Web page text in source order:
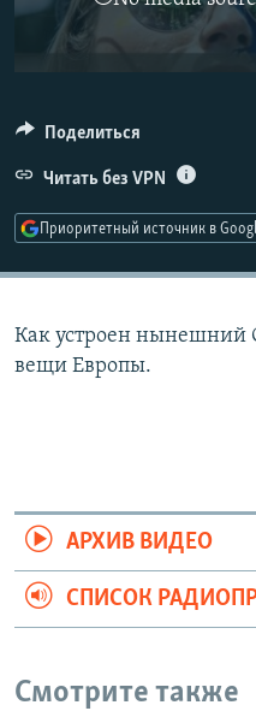
РАСПИСАНИЕ ВЕЩАНИЯ
СОЦИАЛЬНЫЕ СЕТИ
Поделиться
Читать без VPN
Приоритетный источник в
Как устроен нынешний
вещи Европы.
АРХИВ ВИДЕО
СПИСОК
Смотрите также